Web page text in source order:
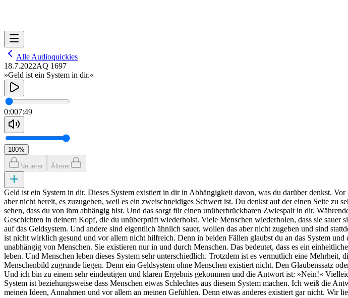
Alle Audioquickies
18.7.2022AQ 1697
»Geld ist ein System in dir.«
0:007:49
100%
Neuerer Älterer
Geld ist ein System in dir. Dieses System existiert in dir in Abhängigkeit davon, was du darüber denkst.
aber nicht bereit, es zuzugeben, weil es ein zweischneidiges Schwert ist. Du denkst auf der einen Seite zu
sehen, dass du von ihm abhängig bist. Und das sorgt für einen unüberbrückbaren Zwiespalt in dir.
Geschichten in deinem Kopf, die du unüberprüft wiederholst. Viele Menschen wiederholen, dass sie
auf das Geldsystem. Und andere sind eigentlich ähnlich sauer, wollen das aber nicht zugeben und sind
ist nicht wirklich gesund und vor allem nicht hilfreich. Denn in beiden Fällen glaubst du an das System und
unabhängig von Menschen. Sie existieren nur in und durch Menschen. Das bedeutet, dass es ein
leben. Und Menschen leben dieses System sehr unterschiedlich. Trotzdem ist es vermutlich eine
Menschenbild zugrunde liegen. Denn ein Geldsystem ohne Menschen existiert nicht. Den Glaubenssatz
Und ich bin zu einem sehr eindeutigen und klaren Ergebnis gekommen und die Antwort ist: »Nein!«
System ist beziehungsweise dass Menschen etwas Schlechtes aus diesem System machen. Ich weiß die
meinen Ideen, Annahmen und vor allem an meinen Gefühlen. Denn etwas anderes existiert gar nicht. Wir